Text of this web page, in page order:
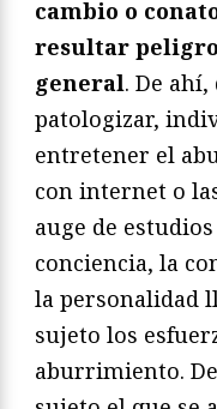
cambio o
resultar
general. De
patologizar,
entretener el
con internet o
auge de
conciencia, la
la personalidad
sujeto los
aburrimiento.